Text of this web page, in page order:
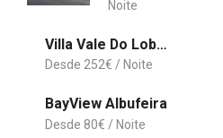
Villa Vale Do Lobo 2 - 3 bedroom Townhouse Perfect for Families- Close to amenities
252€
BayView Albufeira
80€